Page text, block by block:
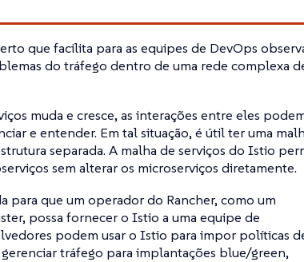
que facilita para as equipes de DevOps
do tráfego dentro de uma rede complexa
muda e cresce, as interações entre eles
e entender. Em tal situação, é útil ter uma
separada. A malha de serviços do Istio
sem alterar os microserviços diretamente.
para que um operador do Rancher, como um
possa fornecer o Istio a uma equipe de
podem usar o Istio para impor políticas
tráfego para implantações blue/green,